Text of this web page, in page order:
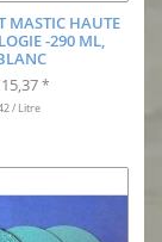
MASTIC HAUTE
-290 ML,
*
/ Litre